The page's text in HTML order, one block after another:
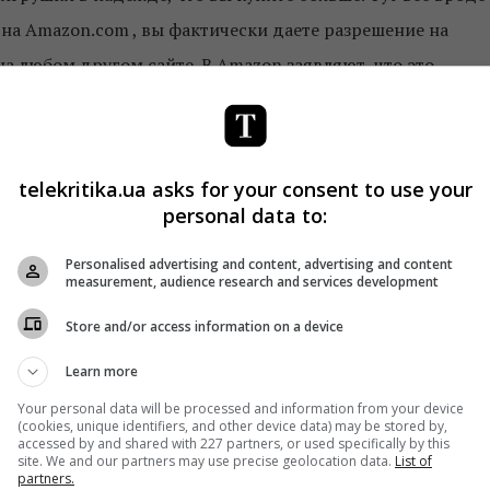
Amazon.com , вы фактически даете разрешение на
любом другом сайте. В Amazon заявляют, что это
на которых компания предоставляет рекламу или
таргетинг, основанный на персонализированных
рекламу от Amazon для этого
песню, рассказать о погоде или о том,
прослушивать свои голосовые запросы снова и
с вашим аккаунтом, для повышения точности
услуг. Если вы удалите эти записи, это может
telekritika.ua asks for your consent to use your
personal data to:
Personalised advertising and content, advertising and content
measurement, audience research and services development
Store and/or access information on a device
Learn more
Your personal data will be processed and information from your device
(cookies, unique identifiers, and other device data) may be stored by,
accessed by and shared with 227 partners, or used specifically by this
site. We and our partners may use precise geolocation data. List of
partners.